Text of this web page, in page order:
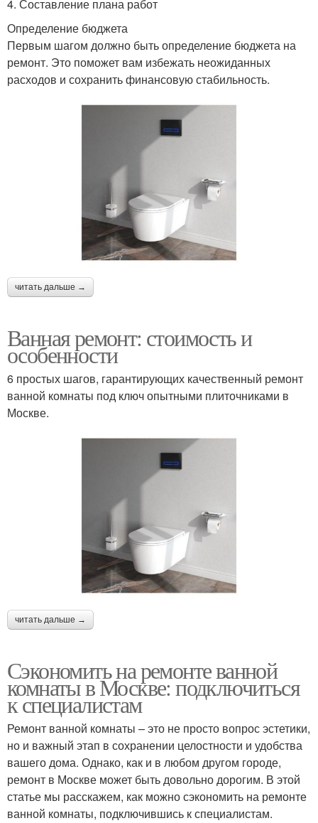
4. Составление плана работ
Определение бюджета
Первым шагом должно быть определение бюджета на
ремонт. Это поможет вам избежать неожиданных
расходов и сохранить финансовую стабильность.
читать дальше →
Ванная ремонт: стоимость и
особенности
6 простых шагов, гарантирующих качественный ремонт
ванной комнаты под ключ опытными плиточниками в
Москве.
читать дальше →
Сэкономить на ремонте ванной
комнаты в Москве: подключиться
к специалистам
Ремонт ванной комнаты – это не просто вопрос эстетики,
но и важный этап в сохранении целостности и удобства
вашего дома. Однако, как и в любом другом городе,
ремонт в Москве может быть довольно дорогим. В этой
статье мы расскажем, как можно сэкономить на ремонте
ванной комнаты, подключившись к специалистам.